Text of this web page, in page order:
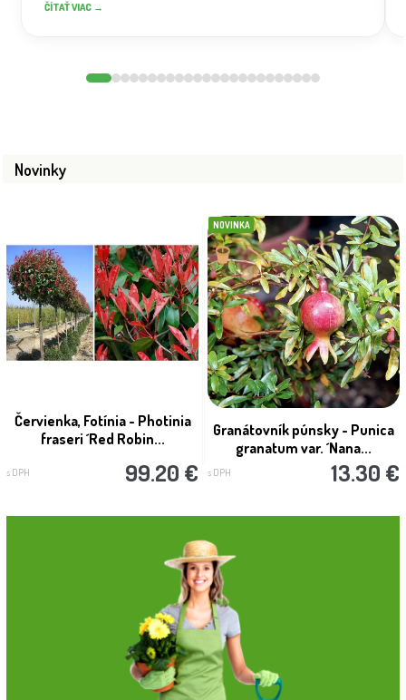
ČÍTAŤ VIAC →
Novinky
Červienka, Fotínia - Photinia
fraseri ´Red Robin...
s DPH 99.20 €
NOVINKA
Granátovník púnsky - Punica
granatum var. ´Nana...
s DPH 13.30 €